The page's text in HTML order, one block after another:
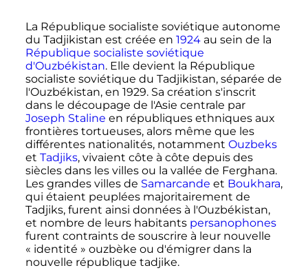
La République socialiste soviétique autonome
du Tadjikistan est créée en 1924au sein de la
République socialiste soviétique
d'Ouzbékistan. Elle devient la République
socialiste soviétique du Tadjikistan, séparée de
l'Ouzbékistan, en 1929. Sa création s'inscrit
dans le découpage de l'Asie centrale par
Joseph Staline en républiques ethniques aux
frontières tortueuses, alors même que les
différentes nationalités, notamment Ouzbeks
et Tadjiks, vivaient côte à côte depuis des
siècles dans les villes ou la vallée de Ferghana.
Les grandes villes de Samarcande et Boukhara,
qui étaient peuplées majoritairement de
Tadjiks, furent ainsi données à l'Ouzbékistan,
et nombre de leurs habitants persanophones
furent contraints de souscrire à leur nouvelle
« identité » ouzbèke ou d'émigrer dans la
nouvelle république tadjike.